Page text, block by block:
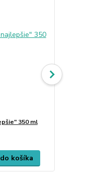
350 ml
košíka